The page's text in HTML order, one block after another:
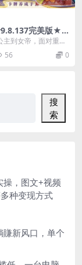
完美版★
经营女性向手游
主到女帝，面对重重
步步为营，与百位
相继...
56 0
搜
索
，图文+视频
种变现方式
新风口，单个